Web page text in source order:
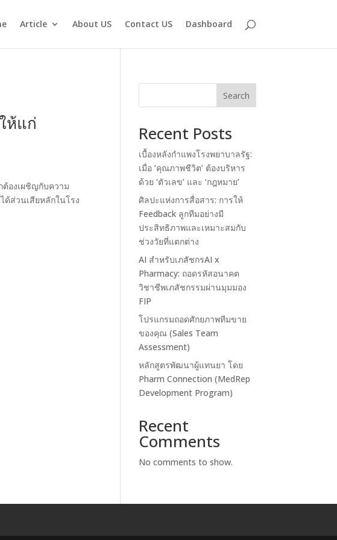
Article About US Contact US Dashboard
ห้แก่
องเผชิญกับความ
ด้ส่วนเสียหลักในโรง
Search
Recent Posts
เบื้องหลังกำแพงโรงพยาบาลรัฐ:
เมื่อ ‘คุณภาพชีวิต’ ต้องบริหาร
ด้วย ‘ตัวเลข’ และ ‘กฎหมาย’
ศิลปะแห่งการสื่อสาร: การให้
Feedback ลูกทีมอย่างมี
ประสิทธิภาพและเหมาะสมกับ
ช่วงวัยที่แตกต่าง
AI สำหรับเภสัชกรAI x
Pharmacy: ถอดรหัสอนาคต
วิชาชีพเภสัชกรรมผ่านมุมมอง
FIP
โปรแกรมถอดศักยภาพทีมขาย
ของคุณ (Sales Team
Assessment)
หลักสูตรพัฒนาผู้แทนยา โดย
Pharm Connection (MedRep
Development Program)
Recent
Comments
No comments to show.